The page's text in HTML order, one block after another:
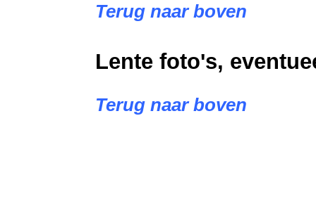
Terug naar boven
Lente foto's,
Terug naar boven